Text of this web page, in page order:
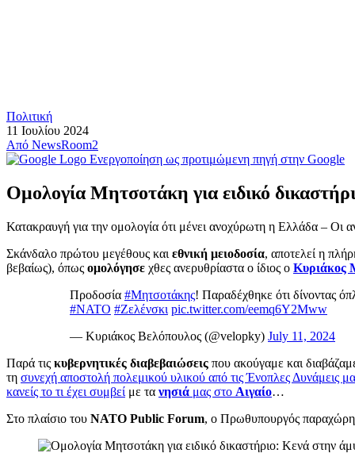
Πολιτική
11 Ιουλίου 2024
Από NewsRoom2
Ενεργοποίηση ως προτιμώμενη πηγή στην Google
Ομολογία Μητσοτάκη για ειδικό
Κατακραυγή για την ομολογία ότι μένει ανοχύρωτη η Ελλάδα – Οι
Σκάνδαλο πρώτου μεγέθους και εθνική μειοδοσία, αποτελεί η
βεβαίως), όπως ομολόγησε χθες ανερυθρίαστα ο ίδιος ο Κυριάκος
Προδοσία #Μητσοτάκης! Παραδέχθηκε ότι δίνοντας
#ΝΑΤΟ #Ζελένσκι pic.twitter.com/eemq6Y2Mww
— Κυριάκος Βελόπουλος (@velopky) July 11, 2024
Παρά τις κυβερνητικές διαβεβαιώσεις που ακούγαμε και
τη συνεχή αποστολή πολεμικού υλικού από τις Ένοπλες Δυνάμεις
κανείς το τι έχει συμβεί με τα νησιά μας στο Αιγαίο…
Στο πλαίσιο του NATO Public Forum, ο Πρωθυπουργός